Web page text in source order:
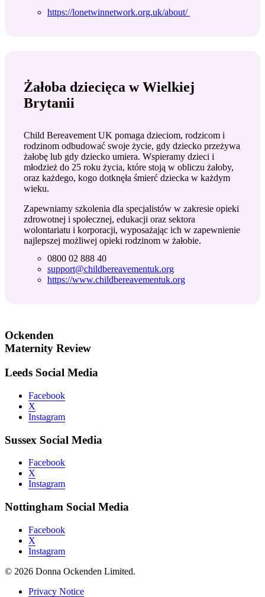
https://lonetwinnetwork.org.uk/about/
Żałoba dziecięca w Wielkiej
Brytanii
Child Bereavement UK pomaga dzieciom, rodzicom i
rodzinom odbudować swoje życie, gdy dziecko przeżywa
żałobę lub gdy dziecko umiera. Wspieramy dzieci i
młodzież do 25 roku życia, które stoją w obliczu żałoby,
oraz każdego, kogo dotknęła śmierć dziecka w każdym
wieku.
Zapewniamy szkolenia dla specjalistów w zakresie opieki
zdrowotnej i społecznej, edukacji oraz sektora
wolontariatu i korporacji, wyposażając ich w zapewnienie
najlepszej możliwej opieki rodzinom w żałobie.
0800 02 888 40
support@childbereavementuk.org
https://www.childbereavementuk.org
Ockenden
Maternity Review
Leeds Social Media
Facebook
X
Instagram
Sussex Social Media
Facebook
X
Instagram
Nottingham Social Media
Facebook
X
Instagram
© 2026 Donna Ockenden Limited.
Privacy Notice